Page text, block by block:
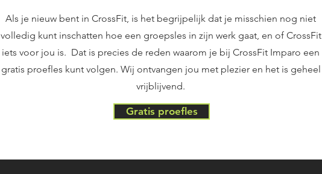
Als je nieuw bent in CrossFit, is het begrijpelijk dat je misschien nog niet
volledig kunt inschatten hoe een groepsles in zijn werk gaat, en of CrossFit
iets voor jou is. Dat is precies de reden waarom je bij CrossFit Imparo een
gratis proefles kunt volgen. Wij ontvangen jou met plezier en het is geheel
vrijblijvend.
Gratis proefles